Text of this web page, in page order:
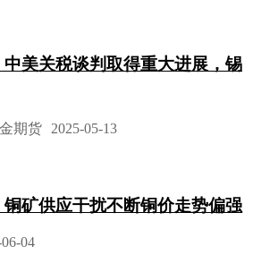
美关税谈判取得重大进展，锡
期货 2025-05-13
矿供应干扰不断铜价走势偏强
04